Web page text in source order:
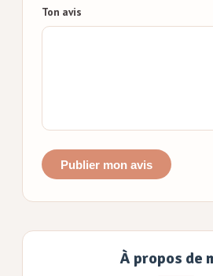
Ton avis
Publier mon avis
À propos de